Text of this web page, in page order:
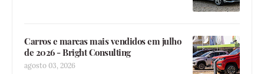
Carros e marcas mais vendidos em julho
de 2026 - Bright Consulting
agosto 03, 2026